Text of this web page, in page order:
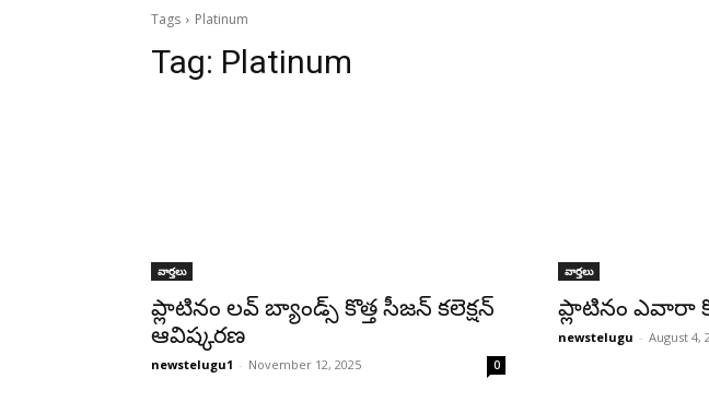
Tags Platinum
Tag: Platinum
వార్తలు
ప్లాటినం లవ్ బ్యాండ్స్ కొత్త సీజన్ కలెక్షన్
ఆవిష్కర‌ణ‌
newstelugu1 - November 12, 2025 0
వార్తలు
ప్లాటినం ఎవారా
newstelugu - August 4,